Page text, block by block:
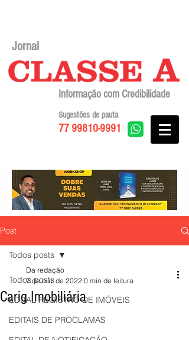
Jornal
Informação com Credibilidade
77 99810-9991
Sugestões de pauta
Post
Todos posts
EDITAL REGISTRO DE IMÓVEIS
EDITAIS DE PROCLAMAS
Todos posts
Carig Imobiliária
Da redação
7 de out. de 2022 0 min de leitura